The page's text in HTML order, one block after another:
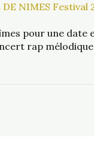
DE NIMES Festival
pour une date
rap